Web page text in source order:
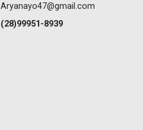
Aryanayo47@gmail.com
(28)99951-8939